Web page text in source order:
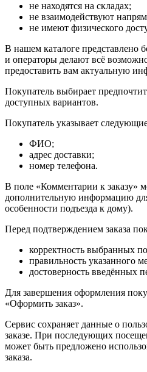
не находятся на складах;
не взаимодействуют
не имеют физического
В нашем каталоге представлено
и операторы делают всё
предоставить вам актуальную
Покупатель выбирает
доступных вариантов.
Покупатель указывает
ФИО;
адрес доставки;
номер телефона.
В поле «Комментарии к заказу»
дополнительную информацию
особенности подъезда к дому).
Перед подтверждением заказа
корректность выбранных
правильность указанного
достоверность введённых
Для завершения оформления
«Оформить заказ».
Сервис сохраняет данные о
заказе. При последующих
может быть предложено
заказа.